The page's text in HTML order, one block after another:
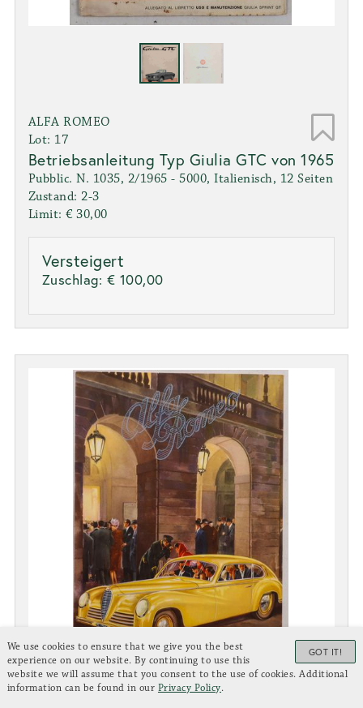
ALFA ROMEO
Lot: 17
Betriebsanleitung Typ Giulia GTC von 1965
Pubblic. N. 1035, 2/1965 - 5000, Italienisch, 12 Seiten
Zustand: 2-3
Limit: € 30,00
Versteigert
Zuschlag: € 100,00
GOT IT!
We use cookies to ensure that we give you the best
experience on our website. By continuing to use this
website we will assume that you consent to the use of cookies. Additional
information can be found in our Privacy Policy.